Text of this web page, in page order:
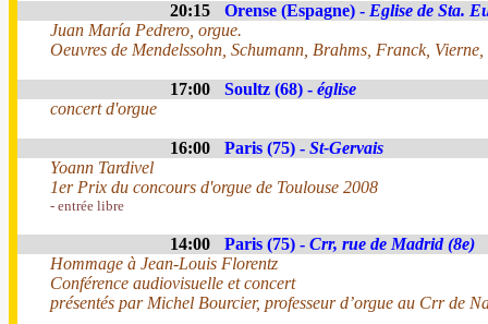
20:15 Orense (Espagne) - Eglise de Sta.
Juan María Pedrero, orgue.
Oeuvres de Mendelssohn, Schumann, Brahms, Franck, Vierne,
17:00 Soultz (68) - église
concert d'orgue
16:00 Paris (75) - St-Gervais
Yoann Tardivel
1er Prix du concours d'orgue de Toulouse 2008
- entrée libre
14:00 Paris (75) - Crr, rue de Madrid (8e)
Hommage à Jean-Louis Florentz
Conférence audiovisuelle et concert
présentés par Michel Bourcier, professeur d’orgue au Crr de